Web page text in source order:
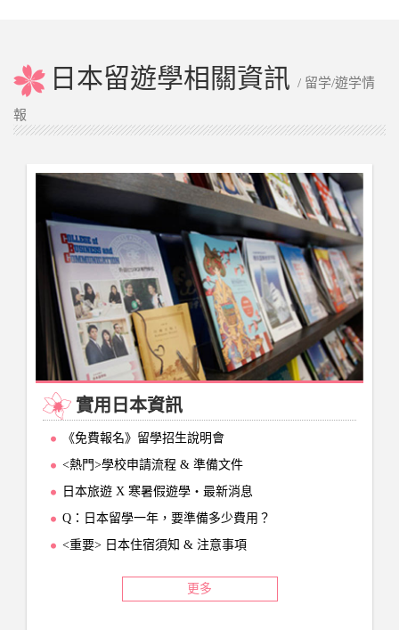
日本留遊學相關資訊 / 留学/遊学情
報
實用日本資訊
《免費報名》留學招生說明會
<熱門>學校申請流程 & 準備文件
日本旅遊 X 寒暑假遊學‧最新消息
Q：日本留學一年，要準備多少費用？
<重要> 日本住宿須知 & 注意事項
更多